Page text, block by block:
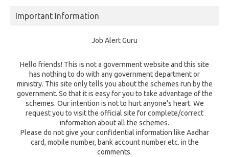
Important Information
Job Alert Guru
Hello friends! This is not a government website and this site
has nothing to do with any government department or
ministry. This site only tells you about the schemes run by the
government. So that it is easy for you to take advantage of the
schemes. Our intention is not to hurt anyone's heart. We
request you to visit the official site for complete/correct
information about all the schemes.
Please do not give your confidential information like Aadhar
card, mobile number, bank account number etc. in the
comments.